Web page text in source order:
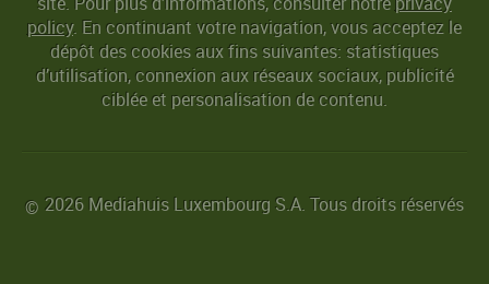
policy. En continuant votre navigation, vous acceptez le
dépôt des cookies aux fins suivantes: statistiques
d’utilisation, connexion aux réseaux sociaux, publicité
ciblée et personalisation de contenu.
© 2026 Mediahuis Luxembourg S.A. Tous droits réservés